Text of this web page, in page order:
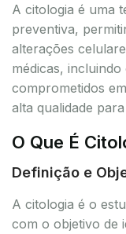
A citologia é uma
preventiva,
alterações
médicas,
comprometidos
alta qualidade
O Que É
Definição e
A citologia é o
com o objetivo de